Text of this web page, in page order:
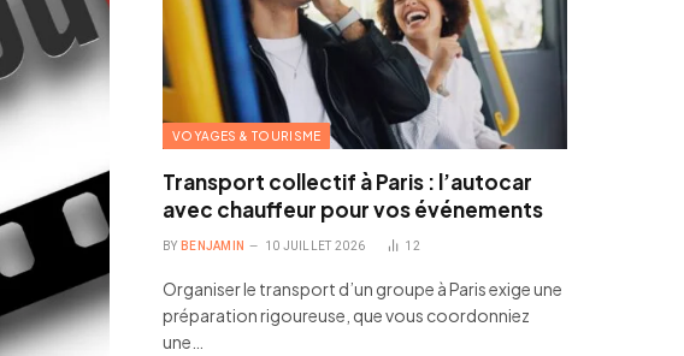
VOYAGES & TOURISME
Transport collectif à Paris : l’autocar
avec chauffeur pour vos événements
BY BENJAMIN 10 JUILLET 2026 12
Organiser le transport d’un groupe à Paris exige une
préparation rigoureuse, que vous coordonniez
une…